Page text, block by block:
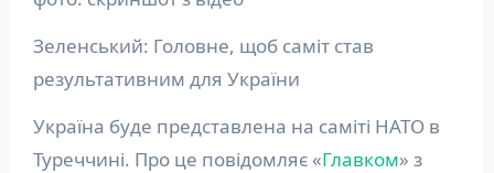
Зеленський: Головне, щоб саміт став
результативним для України
Україна буде представлена на саміті НАТО в
Туреччині. Про це повідомляє «Главком» з